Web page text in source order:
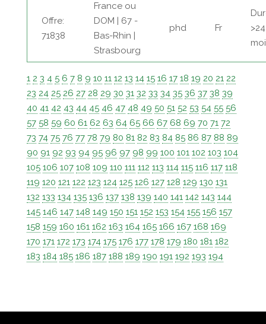
Offre:
71838
France ou
DOM | 67 -
Bas-Rhin |
Strasbourg
phd Fr
>24
1 2 3 4 5 6 7 8 9 10 11 12 13 14 15 16 17 18 19 20 21 22
23 24 25 26 27 28 29 30 31 32 33 34 35 36 37 38 39
40 41 42 43 44 45 46 47 48 49 50 51 52 53 54 55 56
57 58 59 60 61 62 63 64 65 66 67 68 69 70 71 72
73 74 75 76 77 78 79 80 81 82 83 84 85 86 87 88 89
90 91 92 93 94 95 96 97 98 99 100 101 102 103 104
105 106 107 108 109 110 111 112 113 114 115 116 117 118
119 120 121 122 123 124 125 126 127 128 129 130 131
132 133 134 135 136 137 138 139 140 141 142 143 144
145 146 147 148 149 150 151 152 153 154 155 156 157
158 159 160 161 162 163 164 165 166 167 168 169
170 171 172 173 174 175 176 177 178 179 180 181 182
183 184 185 186 187 188 189 190 191 192 193 194